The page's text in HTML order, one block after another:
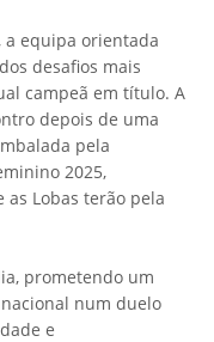
a equipa orientada
desafios mais
campeã em título. A
depois de uma
pela
2025,
Lobas terão pela
, prometendo um
num duelo
e